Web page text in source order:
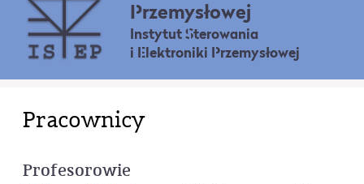
Przemysłowej
Instytut Sterowania
i Elektroniki Przemysłowej
Pracownicy
Profesorowie